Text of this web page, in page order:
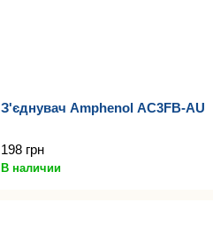
З'єднувач Amphenol AC3FB-AU
198 грн
В наличии